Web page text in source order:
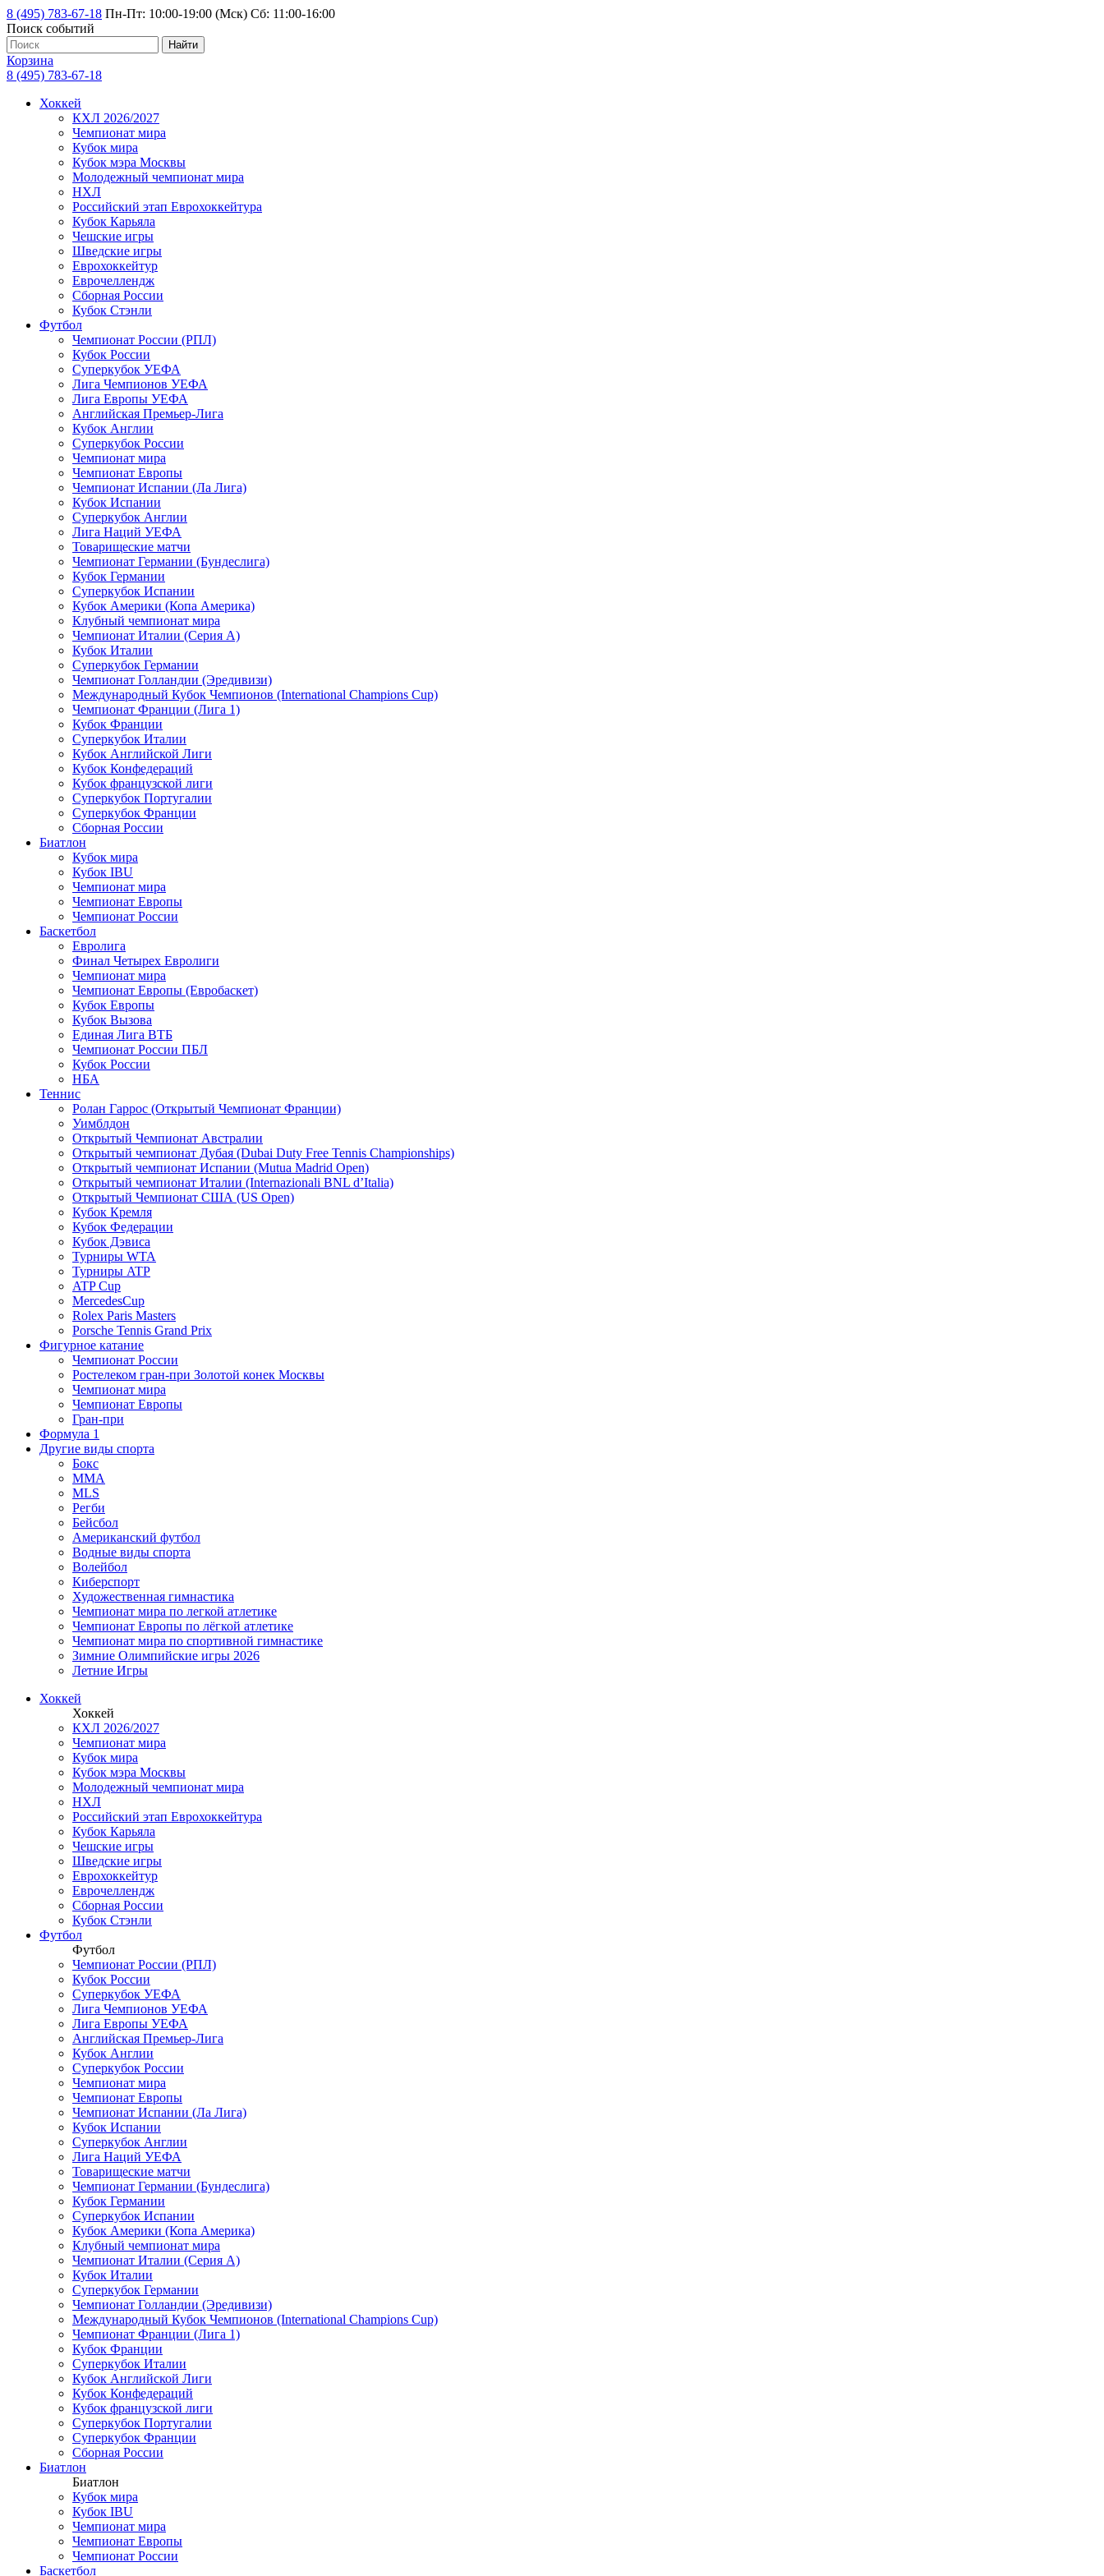
8 (495) 783-67-18 Пн-Пт: 10:00-19:00 (Мск) Сб: 11:00-16:00
Поиск событий
Найти
Корзина
8 (495) 783-67-18
Хоккей
КХЛ 2026/2027
Чемпионат мира
Кубок мира
Кубок мэра Москвы
Молодежный чемпионат мира
НХЛ
Российский этап Еврохоккейтура
Кубок Карьяла
Чешские игры
Шведские игры
Еврохоккейтур
Еврочеллендж
Сборная России
Кубок Стэнли
Футбол
Чемпионат России (РПЛ)
Кубок России
Суперкубок УЕФА
Лига Чемпионов УЕФА
Лига Европы УЕФА
Английская Премьер-Лига
Кубок Англии
Суперкубок России
Чемпионат мира
Чемпионат Европы
Чемпионат Испании (Ла Лига)
Кубок Испании
Суперкубок Англии
Лига Наций УЕФА
Товарищеские матчи
Чемпионат Германии (Бундеслига)
Кубок Германии
Суперкубок Испании
Кубок Америки (Копа Америка)
Клубный чемпионат мира
Чемпионат Италии (Серия А)
Кубок Италии
Суперкубок Германии
Чемпионат Голландии (Эредивизи)
Международный Кубок Чемпионов (International Champions Cup)
Чемпионат Франции (Лига 1)
Кубок Франции
Суперкубок Италии
Кубок Английской Лиги
Кубок Конфедераций
Кубок французской лиги
Суперкубок Португалии
Суперкубок Франции
Сборная России
Биатлон
Кубок мира
Кубок IBU
Чемпионат мира
Чемпионат Европы
Чемпионат России
Баскетбол
Евролига
Финал Четырех Евролиги
Чемпионат мира
Чемпионат Европы (Евробаскет)
Кубок Европы
Кубок Вызова
Единая Лига ВТБ
Чемпионат России ПБЛ
Кубок России
НБА
Теннис
Ролан Гаррос (Открытый Чемпионат Франции)
Уимблдон
Открытый Чемпионат Австралии
Открытый чемпионат Дубая (Dubai Duty Free Tennis Championships)
Открытый чемпионат Испании (Mutua Madrid Open)
Открытый чемпионат Италии (Internazionali BNL d’Italia)
Открытый Чемпионат США (US Open)
Кубок Кремля
Кубок Федерации
Кубок Дэвиса
Турниры WTA
Турниры ATP
ATP Cup
MercedesCup
Rolex Paris Masters
Porsche Tennis Grand Prix
Фигурное катание
Чемпионат России
Ростелеком гран-при Золотой конек Москвы
Чемпионат мира
Чемпионат Европы
Гран-при
Формула 1
Другие виды спорта
Бокс
MMA
MLS
Регби
Бейсбол
Американский футбол
Водные виды спорта
Волейбол
Киберспорт
Художественная гимнастика
Чемпионат мира по легкой атлетике
Чемпионат Европы по лёгкой атлетике
Чемпионат мира по спортивной гимнастике
Зимние Олимпийские игры 2026
Летние Игры
Хоккей
Хоккей
КХЛ 2026/2027
Чемпионат мира
Кубок мира
Кубок мэра Москвы
Молодежный чемпионат мира
НХЛ
Российский этап Еврохоккейтура
Кубок Карьяла
Чешские игры
Шведские игры
Еврохоккейтур
Еврочеллендж
Сборная России
Кубок Стэнли
Футбол
Футбол
Чемпионат России (РПЛ)
Кубок России
Суперкубок УЕФА
Лига Чемпионов УЕФА
Лига Европы УЕФА
Английская Премьер-Лига
Кубок Англии
Суперкубок России
Чемпионат мира
Чемпионат Европы
Чемпионат Испании (Ла Лига)
Кубок Испании
Суперкубок Англии
Лига Наций УЕФА
Товарищеские матчи
Чемпионат Германии (Бундеслига)
Кубок Германии
Суперкубок Испании
Кубок Америки (Копа Америка)
Клубный чемпионат мира
Чемпионат Италии (Серия А)
Кубок Италии
Суперкубок Германии
Чемпионат Голландии (Эредивизи)
Международный Кубок Чемпионов (International Champions Cup)
Чемпионат Франции (Лига 1)
Кубок Франции
Суперкубок Италии
Кубок Английской Лиги
Кубок Конфедераций
Кубок французской лиги
Суперкубок Португалии
Суперкубок Франции
Сборная России
Биатлон
Биатлон
Кубок мира
Кубок IBU
Чемпионат мира
Чемпионат Европы
Чемпионат России
Баскетбол